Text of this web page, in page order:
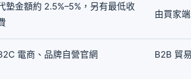
墊金額約 2.5%–5%，另有最低收
由買家
電商、品牌自營官網 B2B 貿